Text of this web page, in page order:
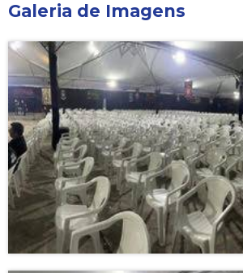
Galeria de Imagens